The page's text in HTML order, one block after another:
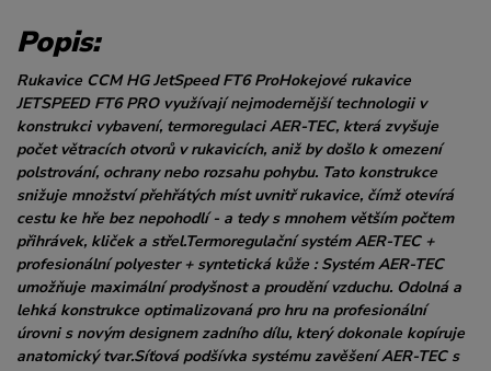
Popis:
Rukavice CCM HG JetSpeed FT6 ProHokejové rukavice
JETSPEED FT6 PRO využívají nejmodernější technologii v
konstrukci vybavení, termoregulaci AER-TEC, která zvyšuje
počet větracích otvorů v rukavicích, aniž by došlo k omezení
polstrování, ochrany nebo rozsahu pohybu. Tato konstrukce
snižuje množství přehřátých míst uvnitř rukavice, čímž otevírá
cestu ke hře bez nepohodlí - a tedy s mnohem větším počtem
přihrávek, kliček a střel.Termoregulační systém AER-TEC +
profesionální polyester + syntetická kůže : Systém AER-TEC
umožňuje maximální prodyšnost a proudění vzduchu. Odolná a
lehká konstrukce optimalizovaná pro hru na profesionální
úrovni s novým designem zadního dílu, který dokonale kopíruje
anatomický tvar.Síťová podšívka systému zavěšení AER-TEC s